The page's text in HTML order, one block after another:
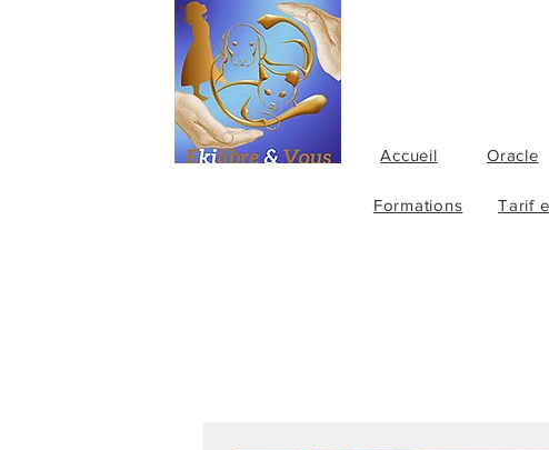
Accueil Oracle
Formations Tarif